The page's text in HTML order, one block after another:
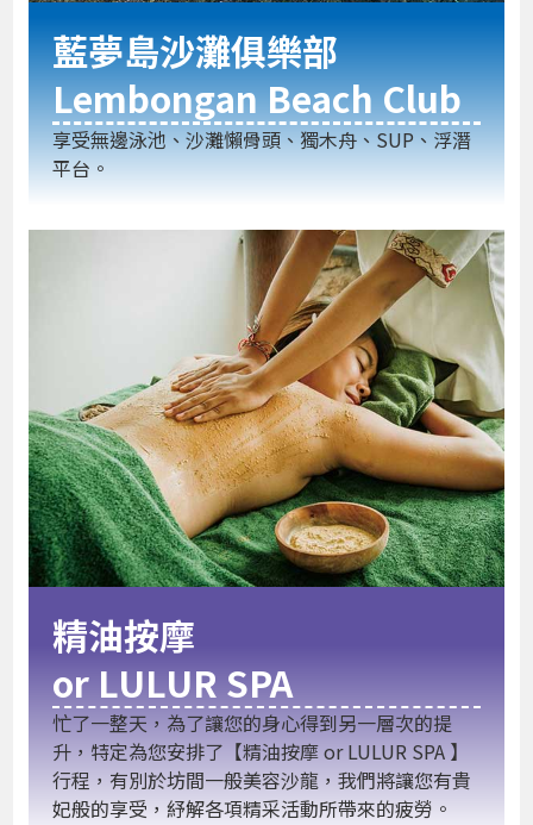
藍夢島沙灘俱樂部
Lembongan Beach Club
享受無邊泳池、沙灘懶骨頭、獨木舟、SUP、浮潛
平台。
精油按摩
or LULUR SPA
忙了一整天，為了讓您的身心得到另一層次的提
升，特定為您安排了【精油按摩 or LULUR SPA 】
行程，有別於坊間一般美容沙龍，我們將讓您有貴
妃般的享受，紓解各項精采活動所帶來的疲勞。